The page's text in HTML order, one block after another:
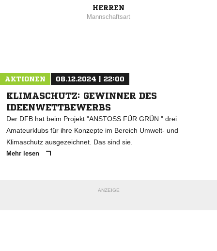
HERREN
Mannschaftsart
AKTIONEN 08.12.2024 | 22:00
KLIMASCHUTZ: GEWINNER DES
IDEENWETTBEWERBS
Der DFB hat beim Projekt "ANSTOSS FÜR GRÜN " drei
Amateurklubs für ihre Konzepte im Bereich Umwelt- und
Klimaschutz ausgezeichnet. Das sind sie.
Mehr lesen
ANZEIGE